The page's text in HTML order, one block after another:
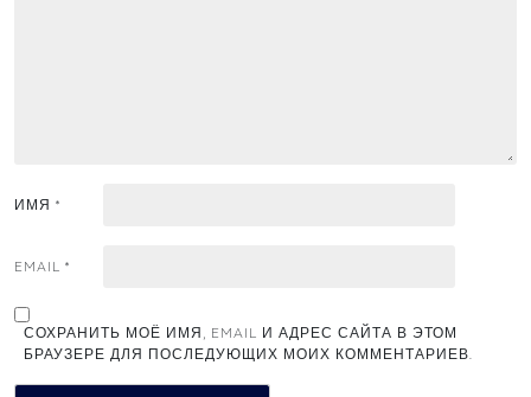
ИМЯ *
EMAIL *
СОХРАНИТЬ МОЁ ИМЯ, EMAIL И АДРЕС САЙТА В ЭТОМ
БРАУЗЕРЕ ДЛЯ ПОСЛЕДУЮЩИХ МОИХ КОММЕНТАРИЕВ.